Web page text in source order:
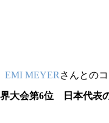
EMI MEYER さんとの
大会第6位 日本代表